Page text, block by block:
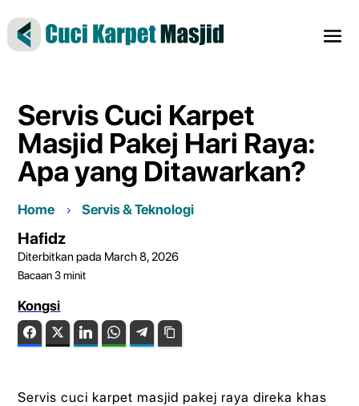
Servis Cuci Karpet
Masjid Pakej Hari Raya:
Apa yang Ditawarkan?
Home Servis & Teknologi
Hafidz
Diterbitkan pada March 8, 2026
Bacaan 3 minit
Kongsi
FacebookTwitter LinkedIn WhatsAppTelegram
Servis cuci karpet masjid pakej raya direka khas